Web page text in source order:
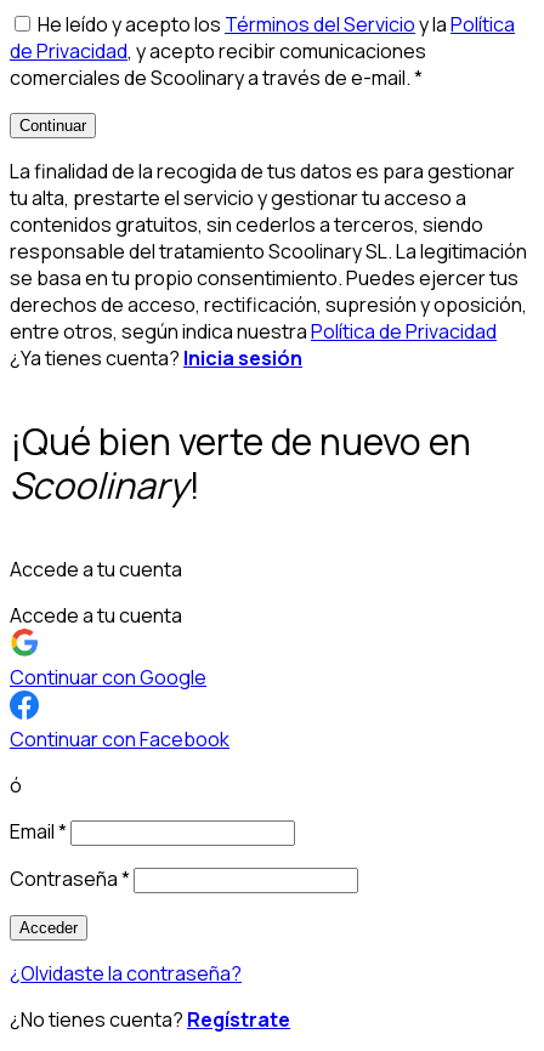
He leído y acepto los Términos del Servicioy laPolítica
de Privacidad, y acepto recibir comunicaciones
comerciales de Scoolinary a través de e-mail.*
Continuar
La finalidad de la recogida de tus datos es para gestionar
tu alta, prestarte el servicio y gestionar tu acceso a
contenidos gratuitos, sin cederlos a terceros, siendo
responsable del tratamiento Scoolinary SL. La legitimación
se basa en tu propio consentimiento. Puedes ejercer tus
derechos de acceso, rectificación, supresión y oposición,
entre otros, según indica nuestraPolítica de Privacidad
¿Ya tienes cuenta? Inicia sesión
¡Qué bien verte de nuevo en
Scoolinary!
Accede a tu cuenta
Accede a tu cuenta
Continuar con Google
Continuar con Facebook
ó
Email*
Contraseña*
Acceder
¿Olvidaste la contraseña?
¿No tienes cuenta? Regístrate